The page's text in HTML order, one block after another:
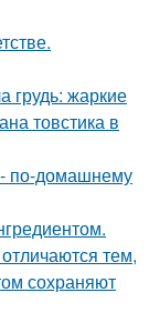
грудь: жаркие
товстика в
по-домашнему
тем,
сохраняют